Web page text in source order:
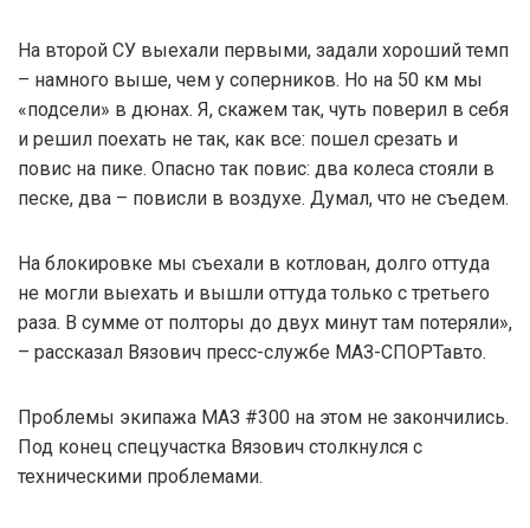
На второй СУ выехали первыми, задали хороший темп
– намного выше, чем у соперников. Но на 50 км мы
«подсели» в дюнах. Я, скажем так, чуть поверил в себя
и решил поехать не так, как все: пошел срезать и
повис на пике. Опасно так повис: два колеса стояли в
песке, два – повисли в воздухе. Думал, что не съедем.
На блокировке мы съехали в котлован, долго оттуда
не могли выехать и вышли оттуда только с третьего
раза. В сумме от полторы до двух минут там потеряли»,
– рассказал Вязович пресс-службе МАЗ-СПОРТавто.
Проблемы экипажа МАЗ #300 на этом не закончились.
Под конец спецучастка Вязович столкнулся с
техническими проблемами.